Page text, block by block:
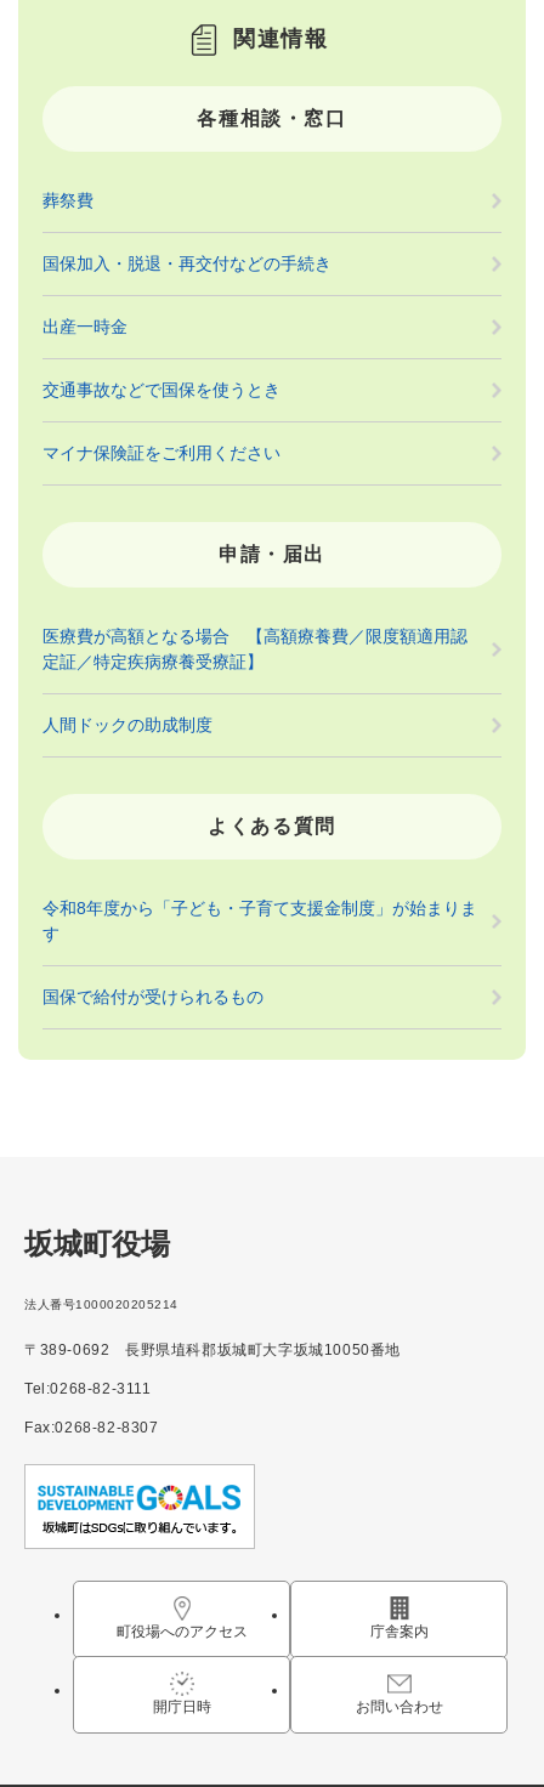
関連情報
各種相談・窓口
葬祭費
国保加入・脱退・再交付などの手続き
出産一時金
交通事故などで国保を使うとき
マイナ保険証をご利用ください
申請・届出
医療費が高額となる場合 【高額療養費／限度額適用認
定証／特定疾病療養受療証】
人間ドックの助成制度
よくある質問
令和8年度から「子ども・子育て支援金制度」が始まりま
す
国保で給付が受けられるもの
坂城町役場
法人番号1000020205214
〒389-0692 長野県埴科郡坂城町大字坂城10050番地
Tel:0268-82-3111
Fax:0268-82-8307
町役場へのアクセス 庁舎案内
開庁日時 お問い合わせ